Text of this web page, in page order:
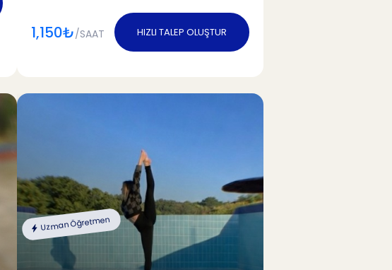
1,150₺/SAAT HIZLI TALEP OLUŞTUR
Uzman Öğretmen